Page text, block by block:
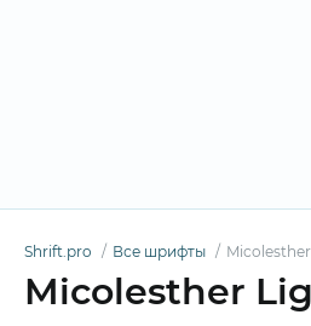
Shrift.pro Все шрифты
Micolesther